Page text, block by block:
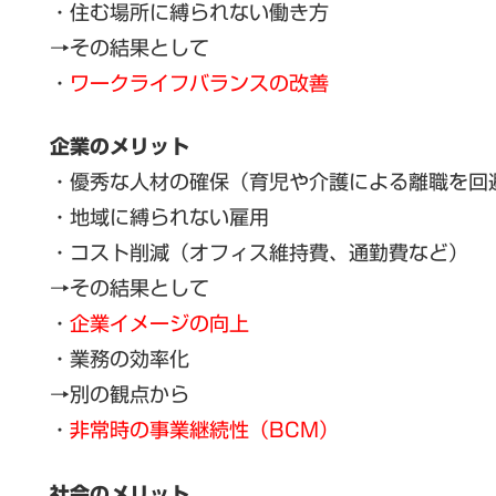
・住む場所に縛られない働き方
→その結果として
・ ワークライフバランスの改善
企業のメリット
・優秀な人材の確保（育児や介護による離職を回
・地域に縛られない雇用
・コスト削減（オフィス維持費、通勤費など）
→その結果として
・ 企業イメージの向上
・業務の効率化
→別の観点から
・ 非常時の事業継続性（BCM）